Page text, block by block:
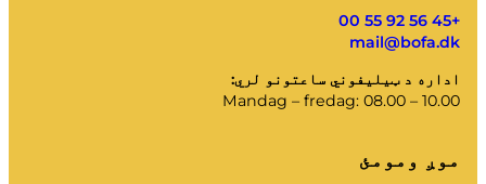
+45 56 92 55 00
mail@bofa.dk
اداره د ټیلیفوني ساعتونو لري:
Mandag – fredag: 08.00 – 10.00
موږ ومومئ